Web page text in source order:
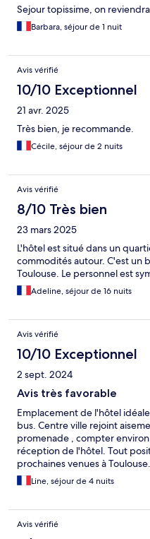
Sejour topissime, on
Barbara, séjour de 1 nuit
Avis vérifié
10/10 Exceptionnel
21 avr. 2025
Très bien, je recommande.
Cécile, séjour de 2 nuits
Avis vérifié
8/10 Très bien
23 mars 2025
L'hôtel est situé dans un
commodités autour. C'est
Toulouse. Le personnel est
Adeline, séjour de 16 nuits
Avis vérifié
10/10 Exceptionnel
2 sept. 2024
Avis très favorable
Emplacement de l'hôtel
bus. Centre ville rejoint
promenade , compter environ
réception de l'hôtel. Tout
prochaines venues à Toulouse.
Line, séjour de 4 nuits
Avis vérifié